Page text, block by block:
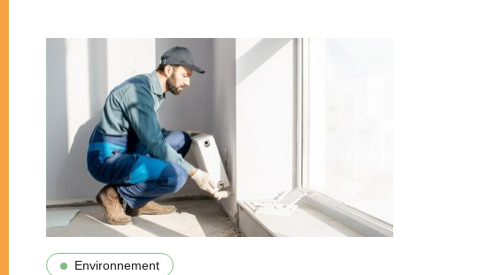
Environnement